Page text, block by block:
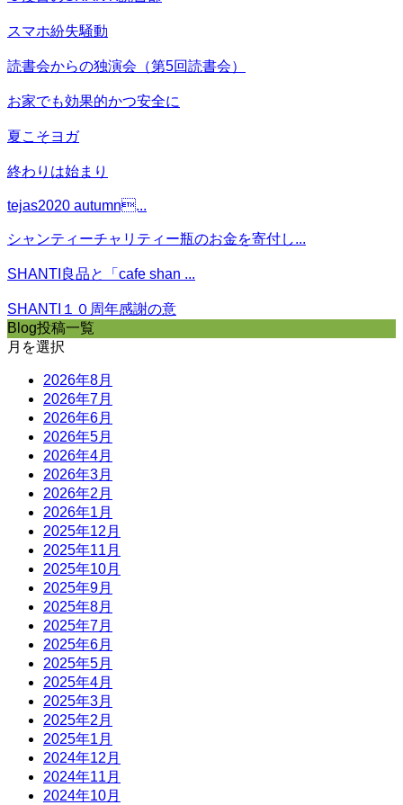
スマホ紛失騒動
読書会からの独演会（第5回読書会）
お家でも効果的かつ安全に
夏こそヨガ
終わりは始まり
tejas2020 autumn...
シャンティーチャリティー瓶のお金を寄付し...
SHANTI良品と「cafe shan ...
SHANTI１０周年感謝の意
Blog投稿一覧
月を選択
2026年8月
2026年7月
2026年6月
2026年5月
2026年4月
2026年3月
2026年2月
2026年1月
2025年12月
2025年11月
2025年10月
2025年9月
2025年8月
2025年7月
2025年6月
2025年5月
2025年4月
2025年3月
2025年2月
2025年1月
2024年12月
2024年11月
2024年10月